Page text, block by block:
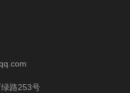
路253号